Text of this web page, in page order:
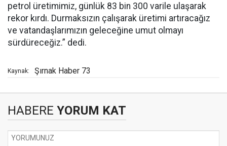
petrol üretimimiz, günlük 83 bin 300 varile ulaşarak
rekor kırdı. Durmaksızın çalışarak üretimi artıracağız
ve vatandaşlarımızın geleceğine umut olmayı
sürdüreceğiz.” dedi.
Kaynak: Şırnak Haber 73
HABERE YORUM KAT